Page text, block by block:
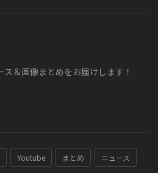
＆画像まとめをお届けします！
Youtube まとめ ニュース